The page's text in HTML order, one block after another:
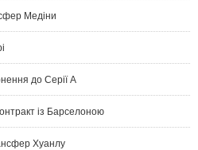
Медіни
до Серії А
із Барселоною
Хуанлу